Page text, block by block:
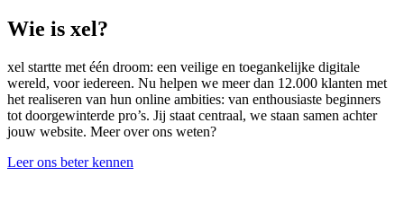
Wie is xel?
xel startte met één droom: een veilige en toegankelijke digitale
wereld, voor iedereen. Nu helpen we meer dan 12.000 klanten met
het realiseren van hun online ambities: van enthousiaste beginners
tot doorgewinterde pro’s. Jij staat centraal, we staan samen achter
jouw website. Meer over ons weten?
Leer ons beter kennen